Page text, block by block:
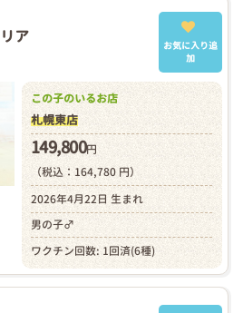
ア
お気に入り追
加
この子のいるお店
札幌東店
149,800円
（税込：164,780 円）
2026年4月22日 生まれ
男の子♂
ワクチン回数: 1回済(6種)